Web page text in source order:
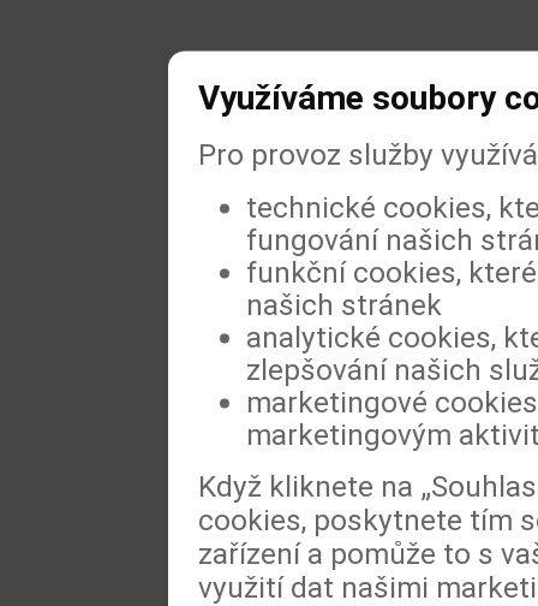
Využíváme soubory
Pro provoz služby
technické cookies,
fungování našich
funkční cookies,
našich stránek
analytické cookies,
zlepšování našich
marketingové
marketingovým
Když kliknete na
cookies, poskytnete tím
zařízení a pomůže to s
využití dat našimi